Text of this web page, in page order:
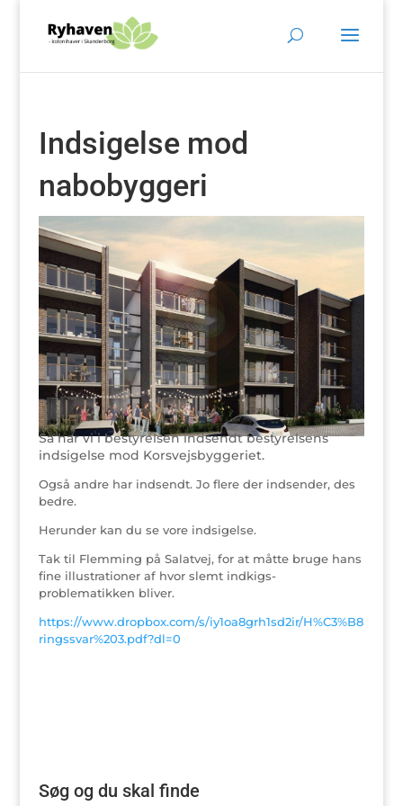
Indsigelse mod
nabobyggeri
Så har vi i bestyrelsen indsendt bestyrelsens
indsigelse mod Korsvejsbyggeriet.
Også andre har indsendt. Jo flere der indsender, des
bedre.
Herunder kan du se vore indsigelse.
Tak til Flemming på Salatvej, for at måtte bruge hans
fine illustrationer af hvor slemt indkigs-
problematikken bliver.
https://www.dropbox.com/s/iy1oa8grh1sd2ir/H%C3%B8
ringssvar%203.pdf?dl=0
Søg og du skal finde